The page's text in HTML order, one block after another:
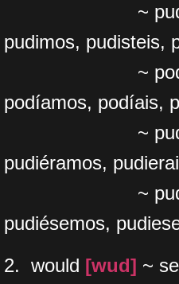
~ pude,
pudimos, pudisteis,
~ podía,
podíamos, podíais,
~ pudiera,
pudiéramos,
~ pudiese,
pudiésemos,
2. would [wud] ~